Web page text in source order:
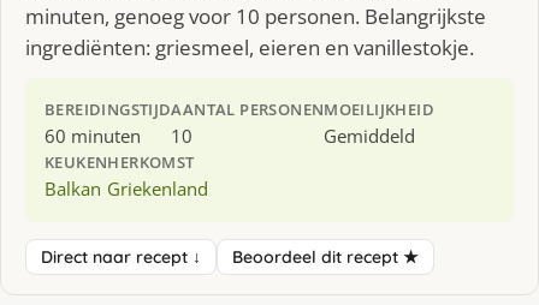
minuten, genoeg voor 10 personen. Belangrijkste
ingrediënten: griesmeel, eieren en vanillestokje.
BEREIDINGSTIJD
60 minuten
AANTAL PERSONEN
10
MOEILIJKHEID
Gemiddeld
KEUKEN
Balkan
HERKOMST
Griekenland
Direct naar recept ↓ Beoordeel dit recept ★